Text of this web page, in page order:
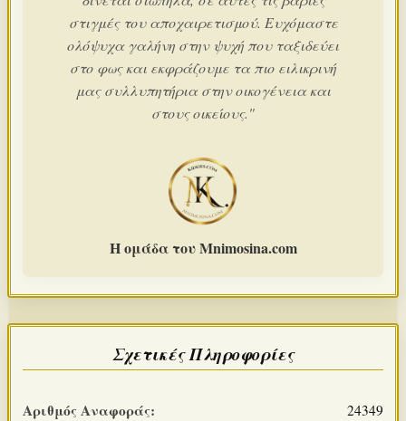
στιγμές του αποχαιρετισμού. Ευχόμαστε
ολόψυχα γαλήνη στην ψυχή που ταξιδεύει
στο φως και εκφράζουμε τα πιο ειλικρινή
μας συλλυπητήρια στην οικογένεια και
στους οικείους."
Η ομάδα του Mnimosina.com
Σχετικές Πληροφορίες
Αριθμός Αναφοράς: 24349